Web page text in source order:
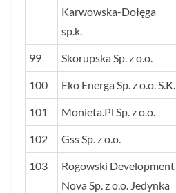
Karwowska-Dołęga
sp.k.
99 Skorupska Sp. z o.o.
100 Eko Energa Sp. z o.o. S.K.
101 Monieta.Pl Sp. z o.o.
102 Gss Sp. z o.o.
103
Rogowski Development
Nova Sp. z o.o. Jedynka